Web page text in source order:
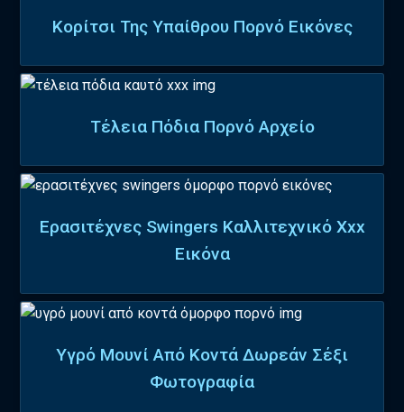
Κορίτσι Της Υπαίθρου Πορνό Εικόνες
Τέλεια Πόδια Πορνό Αρχείο
Ερασιτέχνες Swingers Καλλιτεχνικό Xxx
Εικόνα
Υγρό Μουνί Από Κοντά Δωρεάν Σέξι
Φωτογραφία